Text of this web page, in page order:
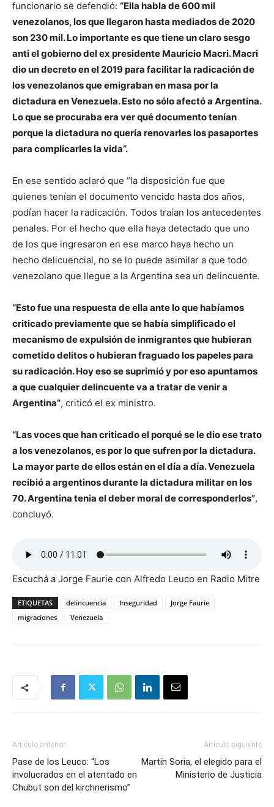
funcionario se defendió: “Ella habla de 600 mil
venezolanos, los que llegaron hasta mediados de 2020
son 230 mil. Lo importante es que tiene un claro sesgo
anti el gobierno del ex presidente Mauricio Macri. Macri
dio un decreto en el 2019 para facilitar la radicación de
los venezolanos que emigraban en masa por la
dictadura en Venezuela. Esto no sólo afectó a Argentina.
Lo que se procuraba era ver qué documento tenían
porque la dictadura no quería renovarles los pasaportes
para complicarles la vida”.
En ese sentido aclaró que “la disposición fue que
quienes tenían el documento vencido hasta dos años,
podían hacer la radicación. Todos traían los antecedentes
penales. Por el hecho que ella haya detectado que uno
de los que ingresaron en ese marco haya hecho un
hecho delicuencial, no se lo puede asimilar a que todo
venezolano que llegue a la Argentina sea un delincuente.
“Esto fue una respuesta de ella ante lo que habíamos
criticado previamente que se había simplificado el
mecanismo de expulsión de inmigrantes que hubieran
cometido delitos o hubieran fraguado los papeles para
su radicación. Hoy eso se suprimió y por eso apuntamos
a que cualquier delincuente va a tratar de venir a
Argentina”, criticó el ex ministro.
“Las voces que han criticado el porqué se le dio ese trato
a los venezolanos, es por lo que sufren por la dictadura.
La mayor parte de ellos están en el día a día. Venezuela
recibió a argentinos durante la dictadura militar en los
70. Argentina tenia el deber moral de corresponderlos”,
concluyó.
Escuchá a Jorge Faurie con Alfredo Leuco en Radio Mitre
ETIQUETAS delincuencia Inseguridad
Jorge Faurie
migraciones
Venezuela
Artículo anterior
Pase de los Leuco: “Los
involucrados en el atentado en
Chubut son del kirchnerismo”
Artículo siguiente
Martín Soria, el elegido para el
Ministerio de Justicia